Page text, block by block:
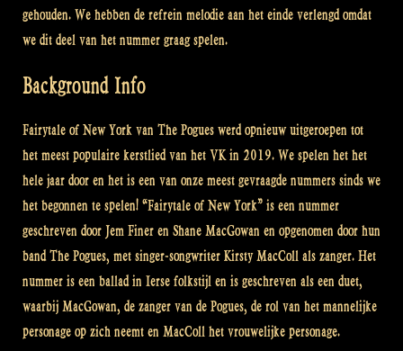
gehouden. We hebben de refrein melodie aan het einde verlengd omdat
we dit deel van het nummer graag spelen.
Background Info
Fairytale of New York van The Pogues werd opnieuw uitgeroepen tot
het meest populaire kerstlied van het VK in 2019. We spelen het het
hele jaar door en het is een van onze meest gevraagde nummers sinds we
het begonnen te spelen! “Fairytale of New York” is een nummer
geschreven door Jem Finer en Shane MacGowan en opgenomen door hun
band The Pogues, met singer-songwriter Kirsty MacColl als zanger. Het
nummer is een ballad in Ierse folkstijl en is geschreven als een duet,
waarbij MacGowan, de zanger van de Pogues, de rol van het mannelijke
personage op zich neemt en MacColl het vrouwelijke personage.